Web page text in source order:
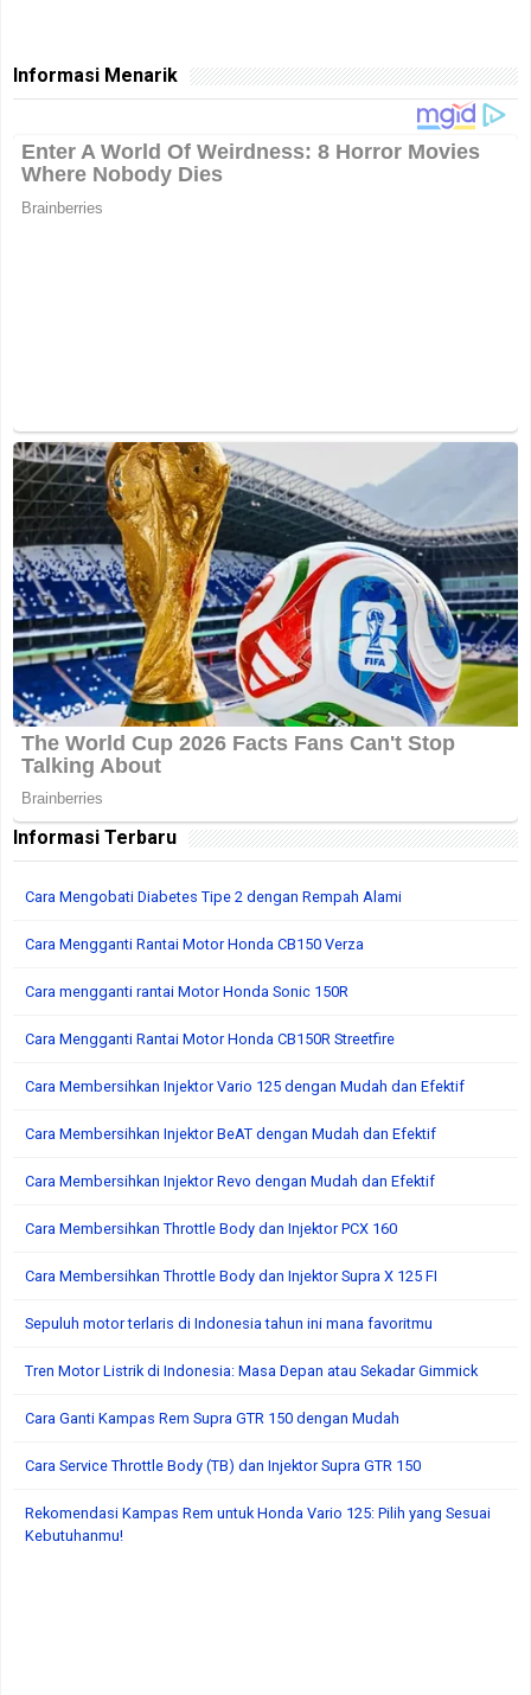
Informasi Menarik
Informasi Terbaru
Cara Mengobati Diabetes Tipe 2 dengan Rempah Alami
Cara Mengganti Rantai Motor Honda CB150 Verza
Cara mengganti rantai Motor Honda Sonic 150R
Cara Mengganti Rantai Motor Honda CB150R Streetfire
Cara Membersihkan Injektor Vario 125 dengan Mudah dan Efektif
Cara Membersihkan Injektor BeAT dengan Mudah dan Efektif
Cara Membersihkan Injektor Revo dengan Mudah dan Efektif
Cara Membersihkan Throttle Body dan Injektor PCX 160
Cara Membersihkan Throttle Body dan Injektor Supra X 125 FI
Sepuluh motor terlaris di Indonesia tahun ini mana favoritmu
Tren Motor Listrik di Indonesia: Masa Depan atau Sekadar Gimmick
Cara Ganti Kampas Rem Supra GTR 150 dengan Mudah
Cara Service Throttle Body (TB) dan Injektor Supra GTR 150
Rekomendasi Kampas Rem untuk Honda Vario 125: Pilih yang Sesuai
Kebutuhanmu!